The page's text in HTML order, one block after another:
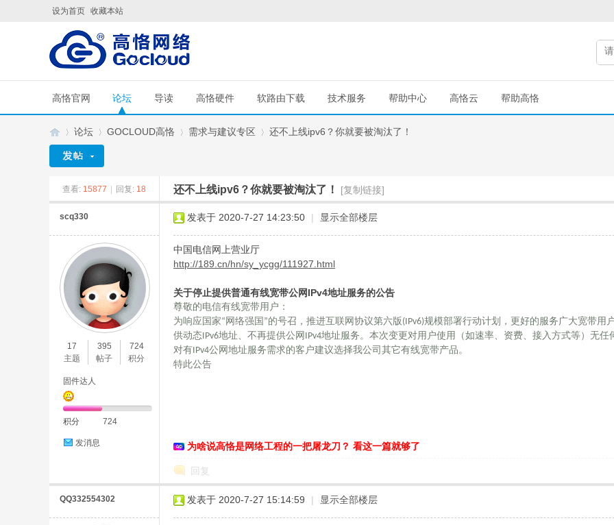
设为首页 收藏本站
高恪官网 论坛 导读 高恪硬件 软路由下载 技术服务 帮助中心 高恪云 帮助高恪
»
论坛
›
GOCLOUD高恪
›
需求与建议专区
›
还不上线ipv6？你就要被淘汰了！
查看: 15877 回复: 18 还不上线ipv6？你就要被淘汰了！ [复制链接]
scq330
17
主题
395
帖子
724
积分
固件达人
积分 724
发消息
发表于 2020-7-27 14:23:50 | 显示全部楼层
中国电信网上营业厅
http://189.cn/hn/sy_ycgg/111927.html
关于停止提供普通有线宽带公网IPv4地址服务的公告
尊敬的电信有线宽带用户：
为响应国家“网络强国”的号召，推进互联网协议第六版(IPv6)规模部署行动计划，更好的服务广大宽带
供动态IPv6地址、不再提供公网IPv4地址服务。本次变更对用户使用（如速率、资费、接入方式等）无任
对有IPv4公网地址服务需求的客户建议选择我公司其它有线宽带产品。
特此公告
为啥说高恪是网络工程的一把屠龙刀？ 看这一篇就够了
回复
QQ332554302 发表于 2020-7-27 15:14:59 | 显示全部楼层